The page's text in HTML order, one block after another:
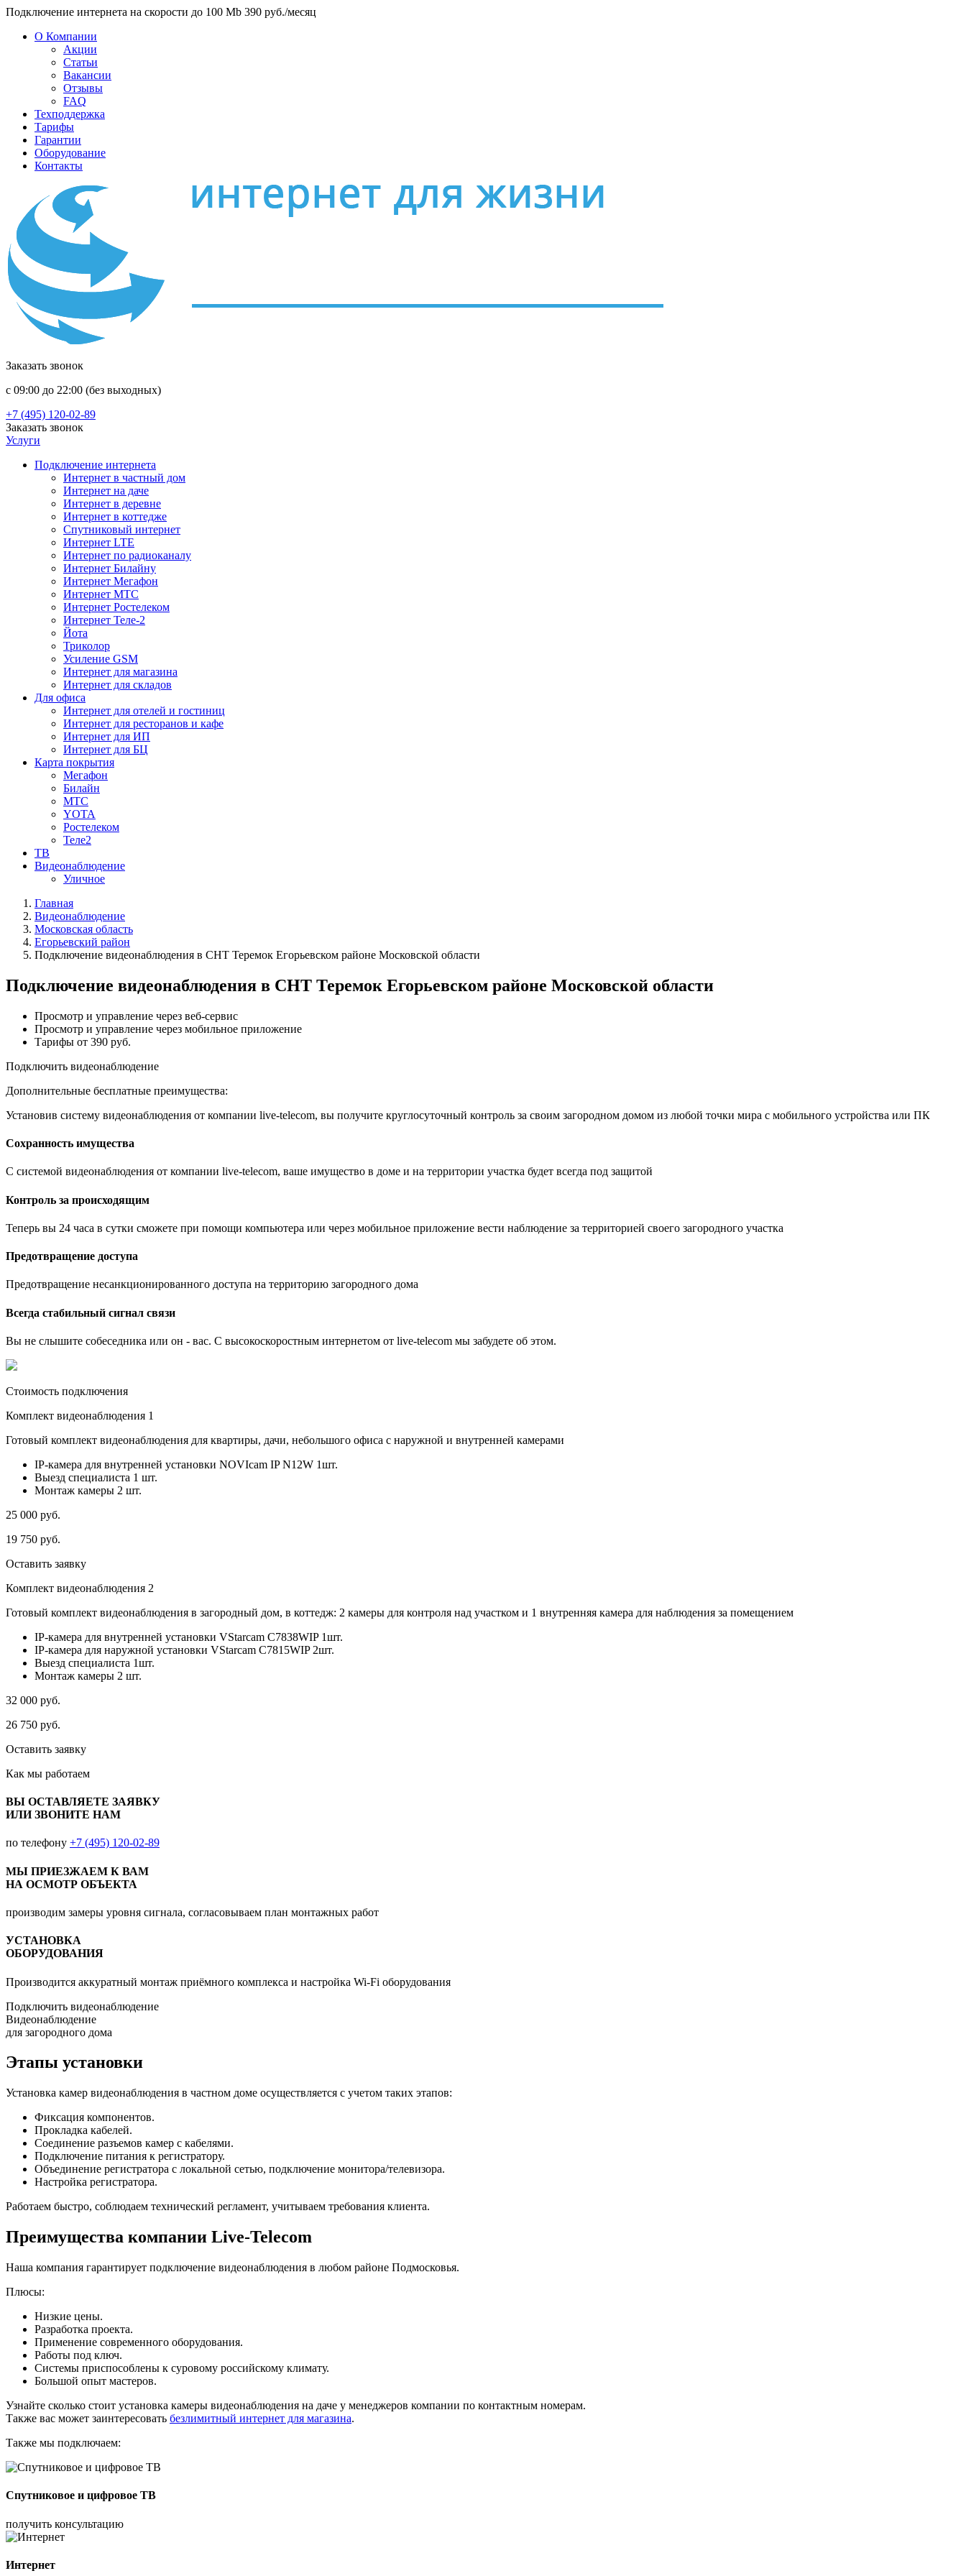
Подключение интернета на скорости до 100 Mb 390 руб./месяц
О Компании
Акции
Статьи
Вакансии
Отзывы
FAQ
Техподдержка
Тарифы
Гарантии
Оборудование
Контакты
Заказать звонок
с 09:00 до 22:00 (без выходных)
+7 (495) 120-02-89
Заказать звонок
Услуги
Подключение интернета
Интернет в частный дом
Интернет на даче
Интернет в деревне
Интернет в коттедже
Спутниковый интернет
Интернет LTE
Интернет по радиоканалу
Интернет Билайну
Интернет Мегафон
Интернет МТС
Интернет Ростелеком
Интернет Теле-2
Йота
Триколор
Усиление GSM
Интернет для магазина
Интернет для складов
Для офиса
Интернет для отелей и гостиниц
Интернет для ресторанов и кафе
Интернет для ИП
Интернет для БЦ
Карта покрытия
Мегафон
Билайн
МТС
YOTA
Ростелеком
Теле2
ТВ
Видеонаблюдение
Уличное
Главная
Видеонаблюдение
Московская область
Егорьевский район
Подключение видеонаблюдения в СНТ Теремок Егорьевском районе Московской области
Подключение видеонаблюдения в СНТ Теремок Егорьевском районе Московской области
Просмотр и управление через веб-сервис
Просмотр и управление через мобильное приложение
Тарифы от 390 руб.
Подключить видеонаблюдение
Дополнительные бесплатные преимущества:
Установив систему видеонаблюдения от компании live-telecom, вы получите круглосуточный контроль за своим загородном домом из любой точки мира с мобильного устройства или ПК
Сохранность имущества
С системой видеонаблюдения от компании live-telecom, ваше имущество в доме и на территории участка будет всегда под защитой
Контроль за происходящим
Теперь вы 24 часа в сутки сможете при помощи компьютера или через мобильное приложение вести наблюдение за территорией своего загородного участка
Предотвращение доступа
Предотвращение несанкционированного доступа на территорию загородного дома
Всегда стабильный сигнал связи
Вы не слышите собеседника или он - вас. С высокоскоростным интернетом от live-telecom мы забудете об этом.
Стоимость подключения
Комплект видеонаблюдения 1
Готовый комплект видеонаблюдения для квартиры, дачи, небольшого офиса с наружной и внутренней камерами
IP-камера для внутренней установки NOVIcam IP N12W 1шт.
Выезд специалиста 1 шт.
Монтаж камеры 2 шт.
25 000 руб.
19 750 руб.
Оставить заявку
Комплект видеонаблюдения 2
Готовый комплект видеонаблюдения в загородный дом, в коттедж: 2 камеры для контроля над участком и 1 внутренняя камера для наблюдения за помещением
IP-камера для внутренней установки VStarcam C7838WIP 1шт.
IP-камера для наружной установки VStarcam C7815WIP 2шт.
Выезд специалиста 1шт.
Монтаж камеры 2 шт.
32 000 руб.
26 750 руб.
Оставить заявку
Как мы работаем
ВЫ ОСТАВЛЯЕТЕ ЗАЯВКУ
ИЛИ ЗВОНИТЕ НАМ
по телефону +7 (495) 120-02-89
МЫ ПРИЕЗЖАЕМ К ВАМ
НА ОСМОТР ОБЪЕКТА
производим замеры уровня сигнала, согласовываем план монтажных работ
УСТАНОВКА
ОБОРУДОВАНИЯ
Производится аккуратный монтаж приёмного комплекса и настройка Wi-Fi оборудования
Подключить видеонаблюдение
Видеонаблюдение
для загородного дома
Этапы установки
Установка камер видеонаблюдения в частном доме осуществляется с учетом таких этапов:
Фиксация компонентов.
Прокладка кабелей.
Соединение разъемов камер с кабелями.
Подключение питания к регистратору.
Объединение регистратора с локальной сетью, подключение монитора/телевизора.
Настройка регистратора.
Работаем быстро, соблюдаем технический регламент, учитываем требования клиента.
Преимущества компании Live-Telecom
Наша компания гарантирует подключение видеонаблюдения в любом районе Подмосковья.
Плюсы:
Низкие цены.
Разработка проекта.
Применение современного оборудования.
Работы под ключ.
Системы приспособлены к суровому российскому климату.
Большой опыт мастеров.
Узнайте сколько стоит установка камеры видеонаблюдения на даче у менеджеров компании по контактным номерам.
Также вас может заинтересовать безлимитный интернет для магазина.
Также мы подключаем:
Спутниковое и цифровое ТВ
получить консультацию
Интернет